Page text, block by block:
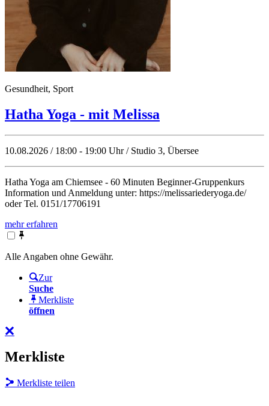
Gesundheit, Sport
Hatha Yoga - mit Melissa
10.08.2026 / 18:00 - 19:00 Uhr / Studio 3, Übersee
Hatha Yoga am Chiemsee - 60 Minuten Beginner-Gruppenkurs
Information und Anmeldung unter: https://melissariederyoga.de/
oder Tel. 0151/17706191
mehr erfahren
Alle Angaben ohne Gewähr.
Zur
Suche
Merkliste
öffnen
Merkliste
Merkliste teilen